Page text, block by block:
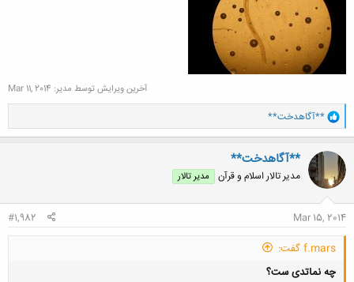
آخرین ویرایش توسط مدیر: Mar 11, 2014
و
ا
ک
ن
ش
ه
ا
**آگاهدخت**
**آگاهدخت**
مدیر تالار اسلام و قرآن مدیر تالار
Mar 15, 2014
#1,982
f.mars گفت:
چه نماتدی ست؟